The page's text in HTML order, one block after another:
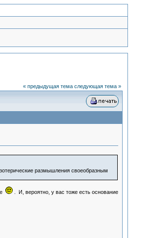
« предыдущая тема следующая тема »
размышления своеобразным
. И, вероятно, у вас тоже есть основание